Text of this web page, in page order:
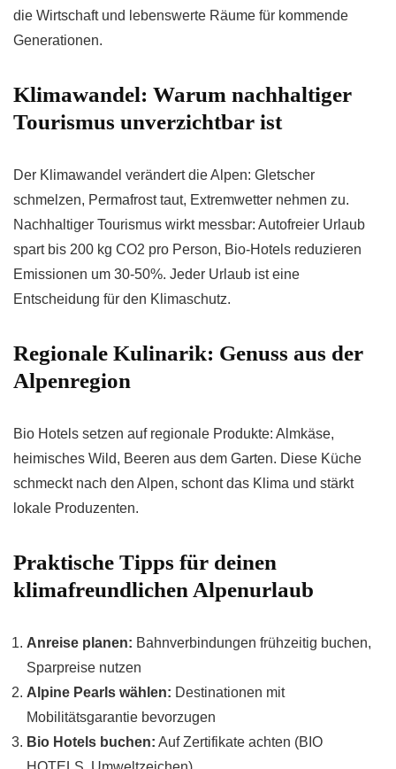
die Wirtschaft und lebenswerte Räume für kommende
Generationen.
Klimawandel: Warum nachhaltiger
Tourismus unverzichtbar ist
Der Klimawandel verändert die Alpen: Gletscher
schmelzen, Permafrost taut, Extremwetter nehmen zu.
Nachhaltiger Tourismus wirkt messbar: Autofreier Urlaub
spart bis 200 kg CO2 pro Person, Bio-Hotels reduzieren
Emissionen um 30-50%. Jeder Urlaub ist eine
Entscheidung für den Klimaschutz.
Regionale Kulinarik: Genuss aus der
Alpenregion
Bio Hotels setzen auf regionale Produkte: Almkäse,
heimisches Wild, Beeren aus dem Garten. Diese Küche
schmeckt nach den Alpen, schont das Klima und stärkt
lokale Produzenten.
Praktische Tipps für deinen
klimafreundlichen Alpenurlaub
Anreise planen: Bahnverbindungen frühzeitig buchen,
Sparpreise nutzen
Alpine Pearls wählen: Destinationen mit
Mobilitätsgarantie bevorzugen
Bio Hotels buchen: Auf Zertifikate achten (BIO